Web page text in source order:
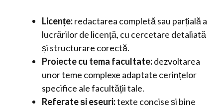
Licențe:redactarea completă sau parțială a
lucrărilor de licență, cu cercetare detaliată
și structurare corectă.
Proiecte cu tema facultate:dezvoltarea
unor teme complexe adaptate cerințelor
specifice ale facultății tale.
Referate și eseuri:texte concise și bine